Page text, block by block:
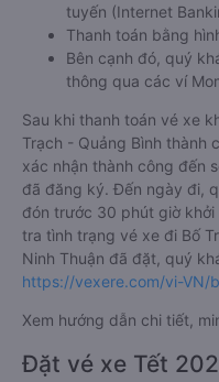
tuyến (Internet
Thanh toán bằng
Bên cạnh đó, quý
thông qua các ví
Sau khi thanh toán vé xe
Trạch - Quảng Bình thành
xác nhận thành công đến
đã đăng ký. Đến ngày đi,
đón trước 30 phút giờ
tra tình trạng vé xe đi Bố
Ninh Thuận đã đặt, quý
https://vexere.com/vi-VN/
Xem hướng dẫn chi tiết,
Đặt vé xe Tết